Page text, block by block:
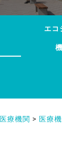
エコ
医療機関 > 医療